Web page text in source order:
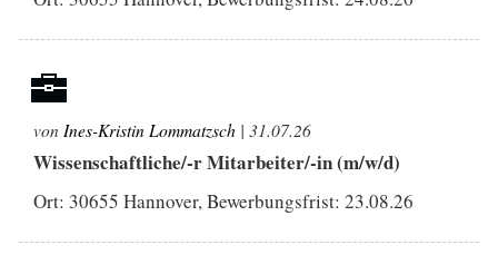
von Ines-Kristin Lommatzsch | 31.07.26
Wissenschaftliche/-r Mitarbeiter/-in (m/w/d)
Ort: 30655 Hannover, Bewerbungsfrist: 23.08.26